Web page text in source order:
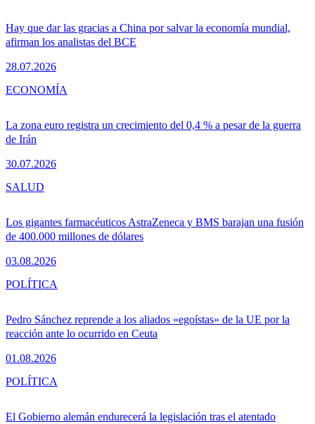
Hay que dar las gracias a China por salvar la economía mundial,
afirman los analistas del BCE
28.07.2026
La zona euro registra un crecimiento del 0,4 % a pesar de la guerra
de Irán
30.07.2026
ECONOMÍA
Los gigantes farmacéuticos AstraZeneca y BMS barajan una fusión
de 400.000 millones de dólares
03.08.2026
SALUD
Pedro Sánchez reprende a los aliados «egoístas» de la UE por la
reacción ante lo ocurrido en Ceuta
01.08.2026
POLÍTICA
El Gobierno alemán endurecerá la legislación tras el atentado
POLÍTICA